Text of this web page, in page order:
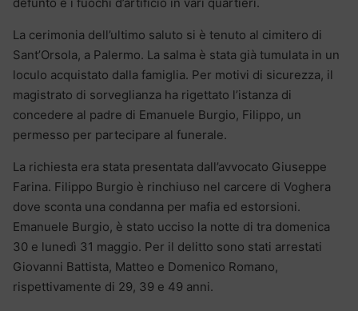
La cerimonia dell’ultimo saluto si è tenuto al cimitero di
Sant’Orsola, a Palermo. La salma è stata già tumulata in un
loculo acquistato dalla famiglia. Per motivi di sicurezza, il
magistrato di sorveglianza ha rigettato l’istanza di
concedere al padre di Emanuele Burgio, Filippo, un
permesso per partecipare al funerale.
La richiesta era stata presentata dall’avvocato Giuseppe
Farina. Filippo Burgio è rinchiuso nel carcere di Voghera
dove sconta una condanna per mafia ed estorsioni.
Emanuele Burgio, è stato ucciso la notte di tra domenica
30 e lunedì 31 maggio. Per il delitto sono stati arrestati
Giovanni Battista, Matteo e Domenico Romano,
rispettivamente di 29, 39 e 49 anni.